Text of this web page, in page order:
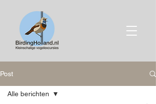
Post
Alle berichten